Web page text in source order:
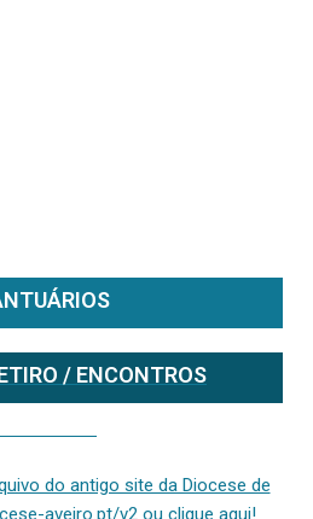
/ ENCONTROS
do antigo site da Diocese de
aveiro.pt/v2 ou clique aqui!